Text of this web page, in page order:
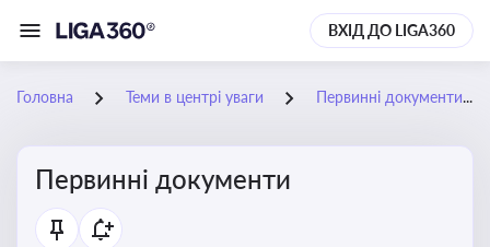
ВХІД ДО LIGA360
Головна Теми в центрі уваги Первинні документи
Первинні документи